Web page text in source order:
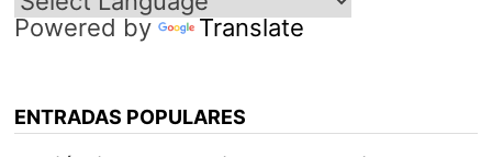
Powered by Translate
ENTRADAS POPULARES